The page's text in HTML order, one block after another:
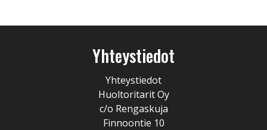
Yhteystiedot
Yhteystiedot
Huoltoritarit Oy
c/o Rengaskuja
Finnoontie 10